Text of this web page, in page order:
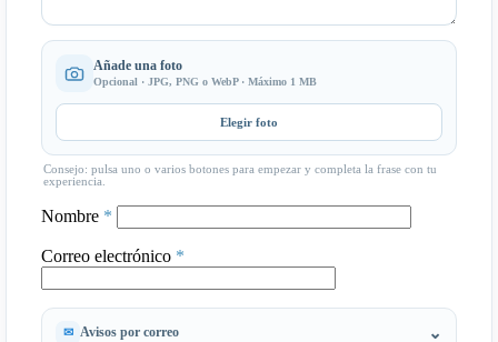
Añade una foto
Opcional · JPG, PNG o WebP · Máximo 1 MB
Elegir foto
Consejo: pulsa uno o varios botones para empezar y completa la frase con tu
experiencia.
Nombre *
Correo electrónico *
Avisos por correo